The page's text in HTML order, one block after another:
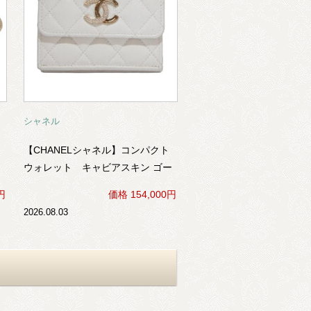
シャネル
【CHANELシャネル】コンパクト
ウォレット キャビアスキン ゴー
ルド金具×ラインストーン（白）
価格 154,000円
2026.08.03